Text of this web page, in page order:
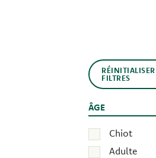
FILTRES
ÂGE
Chiot
Adulte